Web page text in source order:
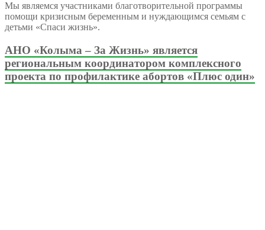
Мы являемся участниками благотворительной программы
помощи кризисным беременным и нуждающимся семьям с
детьми «Спаси жизнь».
АНО «Колыма – За Жизнь» является
региональным координатором комплексного
проекта по профилактике абортов «Плюс один»